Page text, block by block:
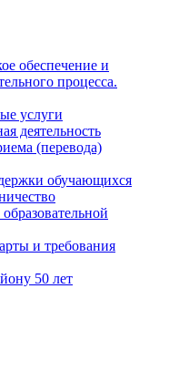
обеспечение и
процесса.
услуги
деятельность
(перевода)
обучающихся
и требования
50 лет